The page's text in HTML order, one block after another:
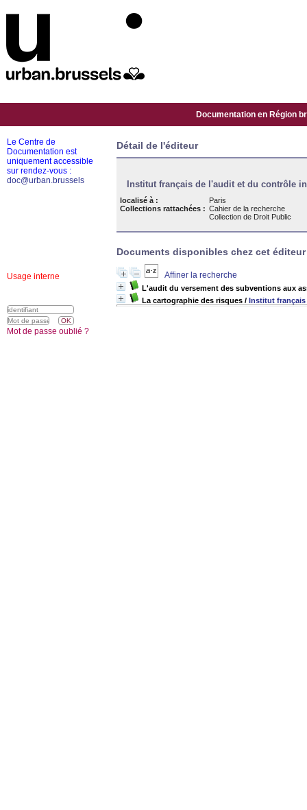
Documentation en Région
Détail de l'éditeur
Institut français de l'audit et du contrôle
localisé à :
Paris
Collections rattachées : Cahier de la recherche
Collection de Droit Public
Documents disponibles chez cet éditeur
Affiner la recherche
L'audit du versement des subventions aux
La cartographie des risques / Institut français
Le Centre de
Documentation est
uniquement accessible
sur rendez-vous :
doc@urban.brussels
Usage interne
Mot de passe oublié ?